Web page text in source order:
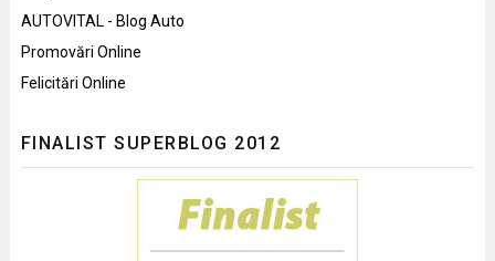
AUTOVITAL - Blog Auto
Promovări Online
Felicitări Online
FINALIST SUPERBLOG 2012